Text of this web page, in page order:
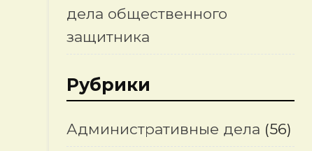
дела общественного
защитника
Рубрики
Административные дела (56)